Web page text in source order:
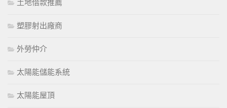
土地借款推薦
塑膠射出廠商
外勞仲介
太陽能儲能系統
太陽能屋頂